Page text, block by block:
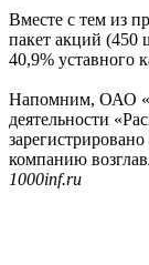
Вместе с тем из
пакет акций (450
40,9% уставного
Напомним, ОАО
деятельности
компанию
1000inf.ru